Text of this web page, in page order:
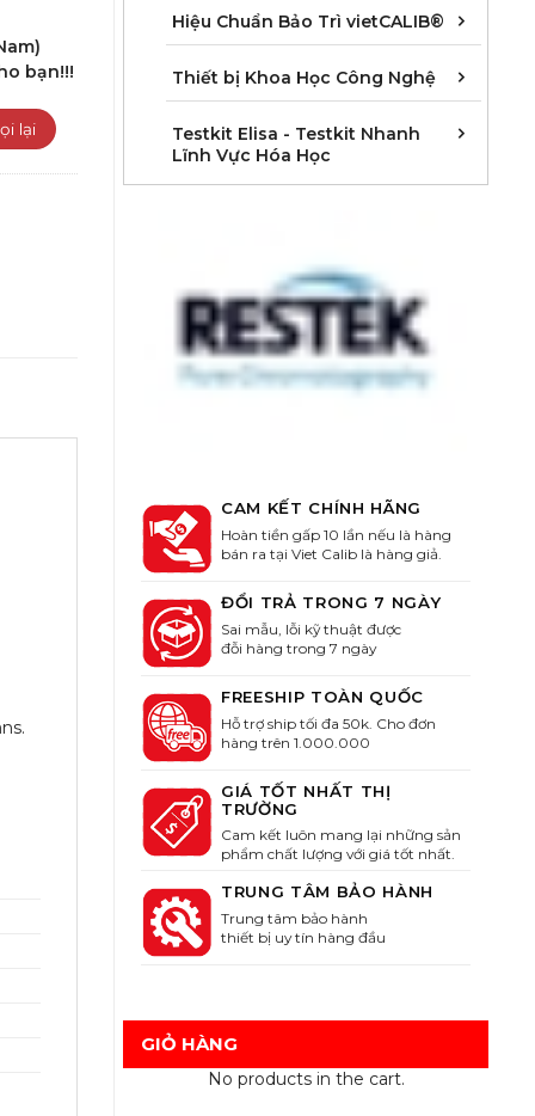
Hiệu Chuẩn Bảo Trì vietCALIB®
Thiết bị Khoa Học Công Nghệ
Testkit Elisa - Testkit Nhanh
Lĩnh Vực Hóa Học
CAM KẾT CHÍNH HÃNG
Hoàn tiền gấp 10 lần nếu là hàng
bán ra tại Viet Calib là hàng giả.
ĐỔI TRẢ TRONG 7 NGÀY
Sai mẫu, lỗi kỹ thuật được
đỗi hàng trong 7 ngày
FREESHIP TOÀN QUỐC
Hỗ trợ ship tối đa 50k. Cho đơn
hàng trên 1.000.000
GIÁ TỐT NHẤT THỊ
TRƯỜNG
Cam kết luôn mang lại những sản
phẩm chất lượng với giá tốt nhất.
TRUNG TÂM BẢO HÀNH
Trung tâm bảo hành
thiết bị uy tín hàng đầu
GIỎ HÀNG
No products in the cart.
bạn!!!